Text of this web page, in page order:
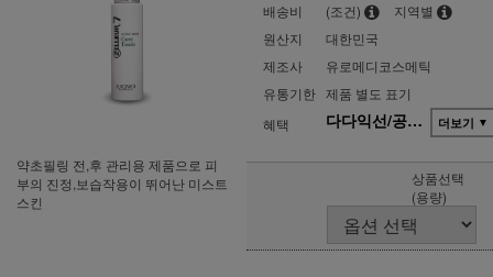
약초필링 전,후 관리용 제품으로 피
부의 진정,보습작용이 뛰어난 미스트
스킨
배송비
(조건)
지역별
원산지
대한민국
제조사
유로메디코스메틱
유통기한 제품 별도 표기
혜택
다다익선/공동구매(단품) 더보기 ▼
상품선택
(용량)